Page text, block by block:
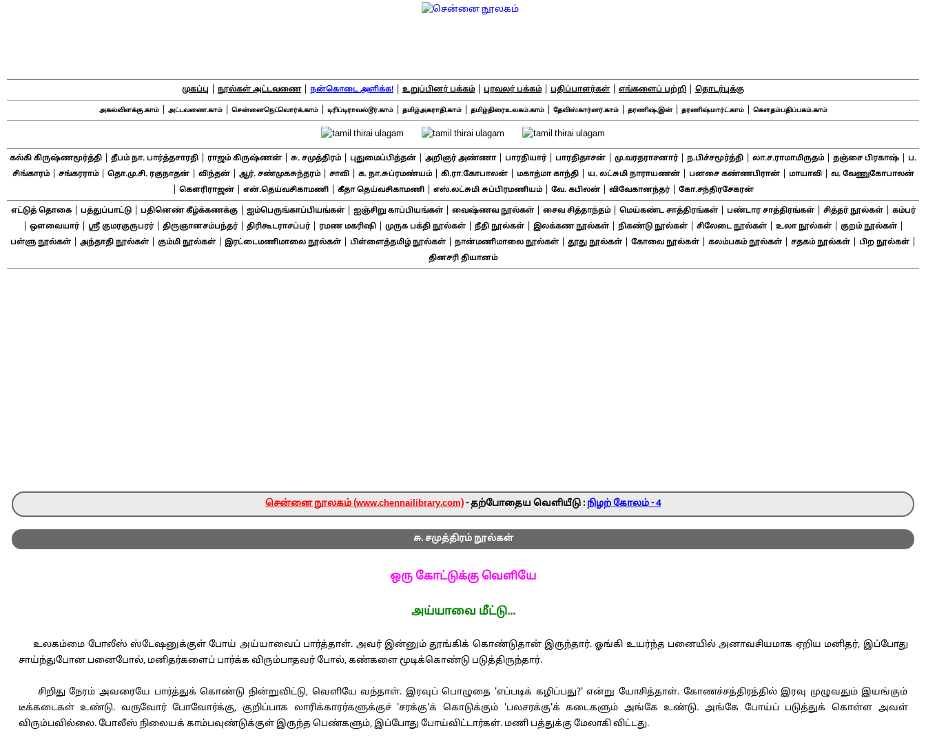
முகப்பு நூல்கள் அட்டவணை| நன்கொடை அளிக்க! உறுப்பினர் பக்கம்| புரவலர் பக்கம்| பதிப்பாளர்கள் எங்களைப் பற்றி தொடர்புக்கு
அகல்விளக்கு.காம்| அட்டவணை.காம்| சென்னைநெட்வொர்க்.காம்| டிரிப்டிராவல்டூர்.காம்| தமிழ்அகராதி.காம்| தமிழ்திரைஉலகம்.காம்| தேவிஸ்கார்னர்.காம்| தரணிஷ்.இன்| தரணிஷ்மார்ட்.காம்| கௌதம்பதிப்பகம்.காம்
கல்கி கிருஷ்ணமூர்த்தி தீபம் நா. பார்த்தசாரதி ராஜம் கிருஷ்ணன் சு. சமுத்திரம்| புதுமைப்பித்தன் அறிஞர் அண்ணா| பாரதியார்| பாரதிதாசன் மு.வரதராசனார்| ந.பிச்சமூர்த்தி லா.ச.ராமாமிருதம்| தஞ்சை பிரகாஷ்
ப.
சிங்காரம்| சங்கரராம்| தொ.மு.சி. ரகுநாதன்| விந்தன்| ஆர். சண்முகசுந்தரம்| சாவி| க. நா.சுப்ரமண்யம்| கி.ரா.கோபாலன்| மகாத்மா காந்தி| ய. லட்சுமி நாராயணன்| பனசை கண்ணபிரான்| மாயாவி| வ. வேணுகோபாலன்
கௌரிராஜன் என்.தெய்வசிகாமணி கீதா தெய்வசிகாமணி எஸ்.லட்சுமி சுப்பிரமணியம்| வே. கபிலன் விவேகானந்தர்| கோ.சந்திரசேகரன்
எட்டுத் தொகை| பத்துப்பாட்டு| பதினெண் கீழ்க்கணக்கு| ஐம்பெருங்காப்பியங்கள்| ஐஞ்சிறு காப்பியங்கள்| வைஷ்ணவ நூல்கள்| சைவ சித்தாந்தம்| மெய்கண்ட சாத்திரங்கள்| பண்டார சாத்திரங்கள்| சித்தர் நூல்கள்| கம்பர்
ஔவையார்| ஸ்ரீ குமரகுருபரர்| திருஞானசம்பந்தர்| திரிகூடராசப்பர்| ரமண மகரிஷி| முருக பக்தி நூல்கள்| நீதி நூல்கள்| இலக்கண நூல்கள்| நிகண்டு நூல்கள்| சிலேடை நூல்கள்| உலா நூல்கள்| குறம் நூல்கள்|
பள்ளு நூல்கள்| அந்தாதி நூல்கள்| கும்மி நூல்கள்| இரட்டைமணிமாலை நூல்கள்| பிள்ளைத்தமிழ் நூல்கள்| நான்மணிமாலை நூல்கள்| தூது நூல்கள்| கோவை நூல்கள்| கலம்பகம் நூல்கள்| சதகம் நூல்கள்| பிற நூல்கள்|
தினசரி தியானம்
சென்னை நூலகம் (www.chennailibrary.com)- தற்போதைய வெளியீடு : நிழற் கோலம் - 4
சு. சமுத்திரம் நூல்கள்
ஒரு கோட்டுக்கு வெளியே
அய்யாவை மீட்டு...
உலகம்மை போலீஸ் ஸ்டேஷனுக்குள் போய் அய்யாவைப் பார்த்தாள். அவர் இன்னும் தூங்கிக் கொண்டுதான் இருந்தார். ஓங்கி உயர்ந்த பனையில் அனாவசியமாக ஏறிய மனிதர், இப்போது
சாய்ந்துபோன பனைபோல், மனிதர்களைப் பார்க்க விரும்பாதவர் போல், கண்களை மூடிக்கொண்டு படுத்திருந்தார்.
சிறிது நேரம் அவரையே பார்த்துக் கொண்டு நின்றுவிட்டு, வெளியே வந்தாள். இரவுப் பொழுதை 'எப்படிக் கழிப்பது?' என்று யோசித்தாள். கோணச்சத்திரத்தில் இரவு முழுவதும் இயங்கும்
டீக்கடைகள் உண்டு. வருவோர் போவோர்க்கு, குறிப்பாக லாரிக்காரர்களுக்குச் 'சரக்கு'க் கொடுக்கும் 'பலசரக்கு'க் கடைகளும் அங்கே உண்டு. அங்கே போய்ப் படுத்துக் கொள்ள அவள்
விரும்பவில்லை. போலீஸ் நிலையக் காம்பவுண்டுக்குள் இருந்த பெண்களும், இப்போது போய்விட்டார்கள். மணி பத்துக்கு மேலாகி விட்டது.